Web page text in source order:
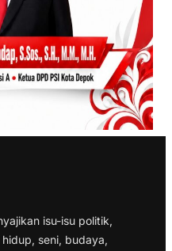
isu-isu politik,
seni, budaya,